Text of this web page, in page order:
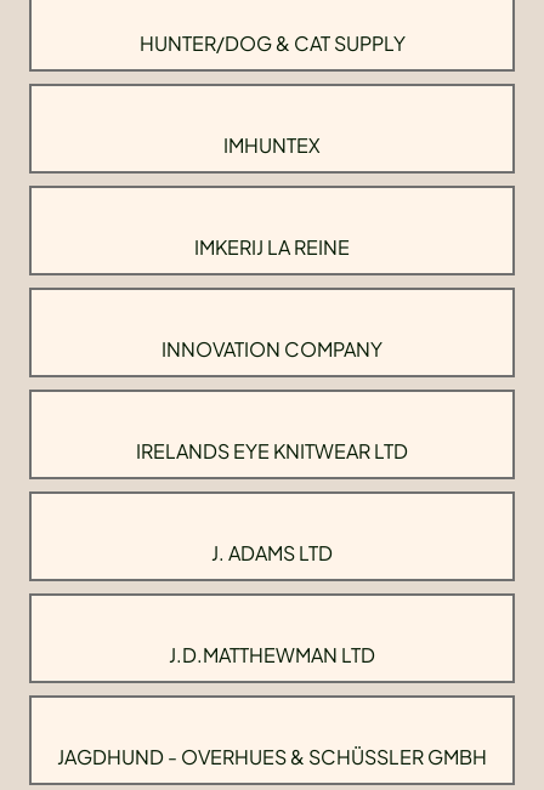
HUNTER/DOG & CAT SUPPLY
IMHUNTEX
IMKERIJ LA REINE
INNOVATION COMPANY
IRELANDS EYE KNITWEAR LTD
J. ADAMS LTD
J.D.MATTHEWMAN LTD
JAGDHUND - OVERHUES & SCHÜSSLER GMBH